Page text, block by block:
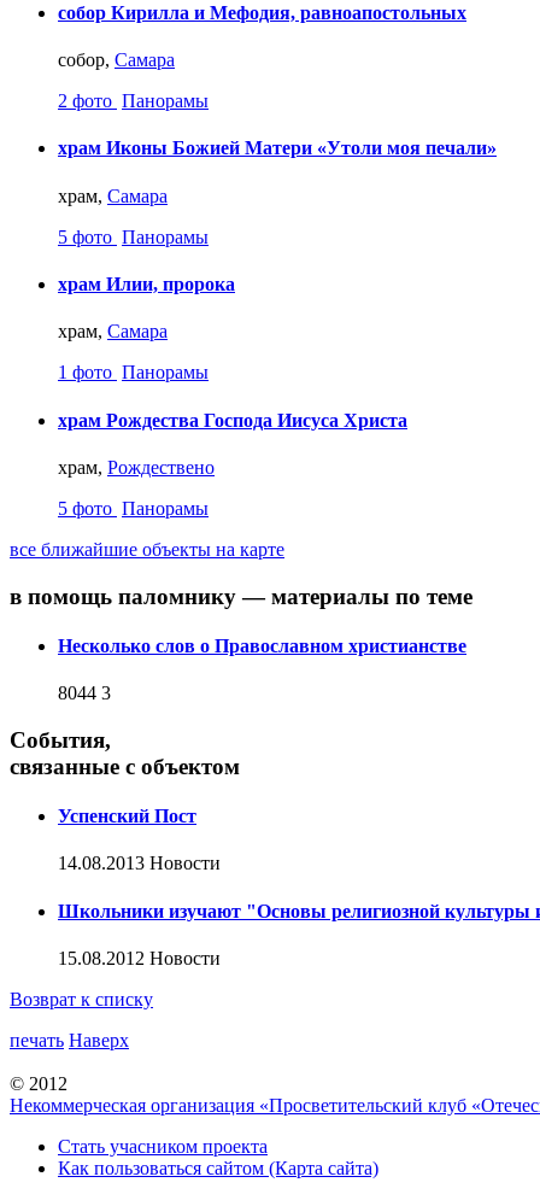
собор Кирилла и Мефодия, равноапостольных
собор, Самара
2 фото Панорамы
храм Иконы Божией Матери «Утоли моя печали»
храм, Самара
5 фото Панорамы
храм Илии, пророка
храм, Самара
1 фото Панорамы
храм Рождества Господа Иисуса Христа
храм, Рождествено
5 фото Панорамы
все ближайшие объекты на карте
в помощь паломнику — материалы по теме
Несколько слов о Православном христианстве
8044 3
События,
связанные с объектом
Успенский Пост
14.08.2013 Новости
Школьники изучают "Основы религиозной культуры
15.08.2012 Новости
Возврат к списку
печать Наверх
© 2012
Некоммерческая организация «Просветительский клуб
Стать учасником проекта
Как пользоваться сайтом (Карта сайта)